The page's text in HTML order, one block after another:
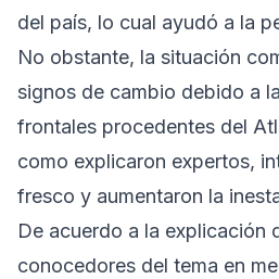
del país, lo cual ayudó a la
No obstante, la situación
signos de cambio debido a
frontales procedentes del
como explicaron expertos,
fresco y aumentaron la
De acuerdo a la explicación
conocedores del tema en